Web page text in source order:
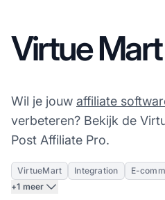
Virtue Mart
Wil je jouw affiliate
verbeteren? Bekijk de
Post Affiliate Pro.
VirtueMart Integration E-
+1 meer